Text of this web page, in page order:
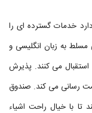
خدمات گسترده ای را
به زبان انگلیسی و
استقبال می کنند. پذیرش
خدمت رسانی می کند. صندوق
تا با خیال راحت اشیاء